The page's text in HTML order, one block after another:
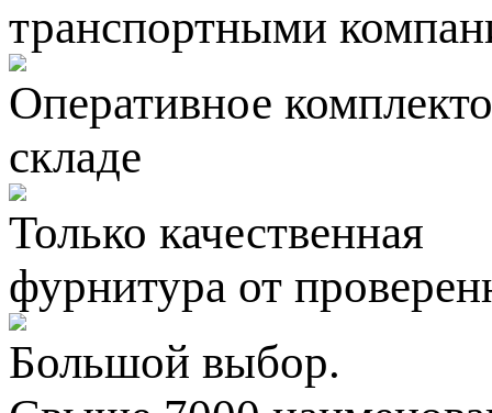
транспортными
Оперативное
складе
Только качественная
фурнитура от
Большой выбор.